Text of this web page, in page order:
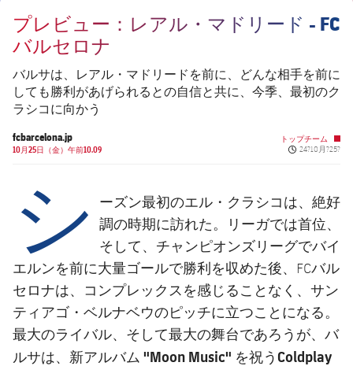
結果
順位表
スケジュール
チケット
結果
順位表
PLUSICON
LABEL.ARIA.PLUS
トップチーム
plusicon
label.aria.plus
スケジュール
チケット
順位表
PLUSICON
LABEL.ARIA.PLUS
スケジュール
チケット
結果
順位表
プレビュー：レアル・マドリード - FC
バルセロナ
バルサは、レアル・マドリードを前に、どんな相手を前に
しても勝利があげられるとの自信と共に、今季、最初のク
ラシコに向かう
fcbarcelona.jp
10月25日（金）午前10.09
トップチーム
Published news
24?10月?25?
シ ーズン最初のエル・クラシコは、絶好
調の時期に訪れた。リーガでは首位、
そして、チャンピオンズリーグでバイ
エルンを前に大量ゴールで勝利を収めた後、FCバル
セロナは、コンプレックスを感じることなく、サン
ティアゴ・ベルナベウのピッチに立つことになる。
最大のライバル、そして最大の舞台であろうが、バ
ルサは、新アルバム "Moon Music" を祝う Coldplay